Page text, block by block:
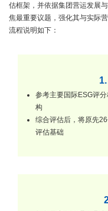
估框架，并依据集团营运发展
焦最重要议题，强化其与实际
流程说明如下：
参考主要国际ESG评
构
综合评估后，将原先
评估基础